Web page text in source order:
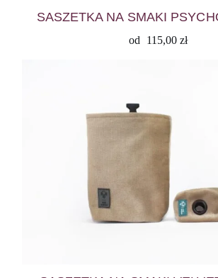
SASZETKA NA SMAKI
od 115,00zł